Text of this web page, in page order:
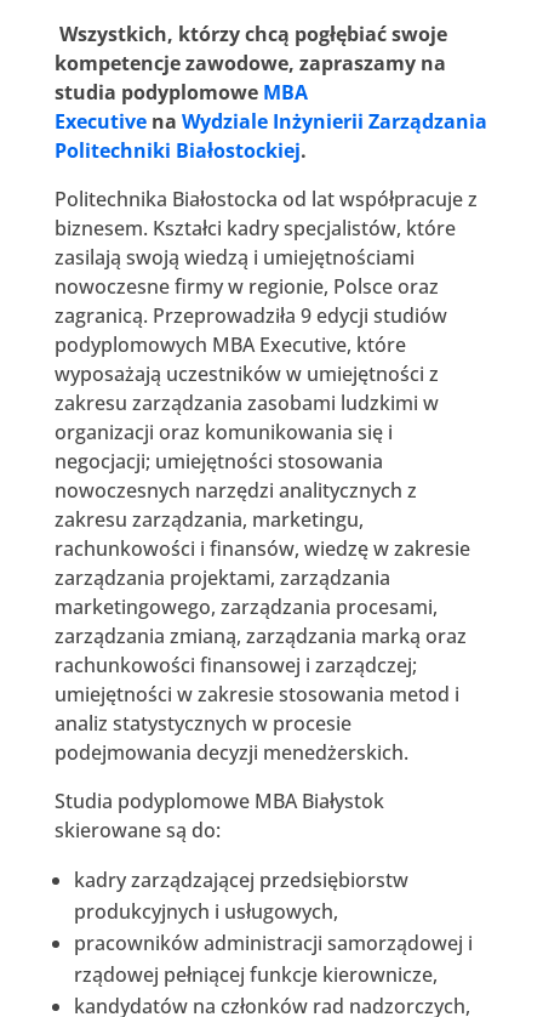
Wszystkich, którzy chcą pogłębiać swoje
kompetencje zawodowe, zapraszamy na
studia podyplomowe MBA
Executive na Wydziale Inżynierii Zarządzania
Politechniki Białostockiej.
Politechnika Białostocka od lat współpracuje z
biznesem. Kształci kadry specjalistów, które
zasilają swoją wiedzą i umiejętnościami
nowoczesne firmy w regionie, Polsce oraz
zagranicą. Przeprowadziła 9 edycji studiów
podyplomowych MBA Executive, które
wyposażają uczestników w umiejętności z
zakresu zarządzania zasobami ludzkimi w
organizacji oraz komunikowania się i
negocjacji; umiejętności stosowania
nowoczesnych narzędzi analitycznych z
zakresu zarządzania, marketingu,
rachunkowości i finansów, wiedzę w zakresie
zarządzania projektami, zarządzania
marketingowego, zarządzania procesami,
zarządzania zmianą, zarządzania marką oraz
rachunkowości finansowej i zarządczej;
umiejętności w zakresie stosowania metod i
analiz statystycznych w procesie
podejmowania decyzji menedżerskich.
Studia podyplomowe MBA Białystok
skierowane są do:
kadry zarządzającej przedsiębiorstw
produkcyjnych i usługowych,
pracowników administracji samorządowej i
rządowej pełniącej funkcje kierownicze,
kandydatów na członków rad nadzorczych,